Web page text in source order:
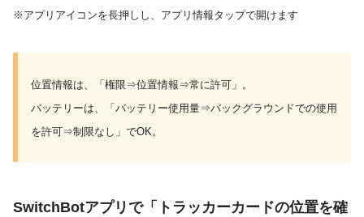
※アプリアイコンを長押しし、アプリ情報タップで開けます
位置情報は、「権限⇒位置情報⇒常に許可」。
バッテリーは、「バッテリー使用量⇒バックグラウンドでの使用
を許可⇒制限なし」でOK。
SwitchBotアプリで「トラッカーカードの位置を確